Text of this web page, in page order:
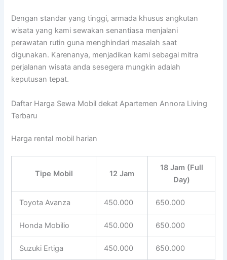
Dengan standar yang tinggi, armada khusus angkutan
wisata yang kami sewakan senantiasa menjalani
perawatan rutin guna menghindari masalah saat
digunakan. Karenanya, menjadikan kami sebagai mitra
perjalanan wisata anda sesegera mungkin adalah
keputusan tepat.
Daftar Harga Sewa Mobil dekat Apartemen Annora Living
Terbaru
Harga rental mobil harian
Tipe Mobil 12 Jam
18 Jam (Full
Day)
Toyota Avanza 450.000 650.000
Honda Mobilio 450.000 650.000
Suzuki Ertiga 450.000 650.000